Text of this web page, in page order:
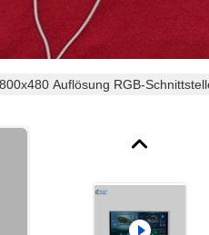
Auflösung RGB-